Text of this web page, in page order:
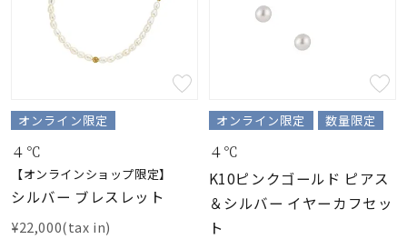
オンライン限定
４℃
【オンラインショップ限定】
シルバー ブレスレット
¥22,000(tax in)
オンライン限定 数量限定
４℃
K10ピンクゴールド ピアス
＆シルバー イヤーカフセッ
ト